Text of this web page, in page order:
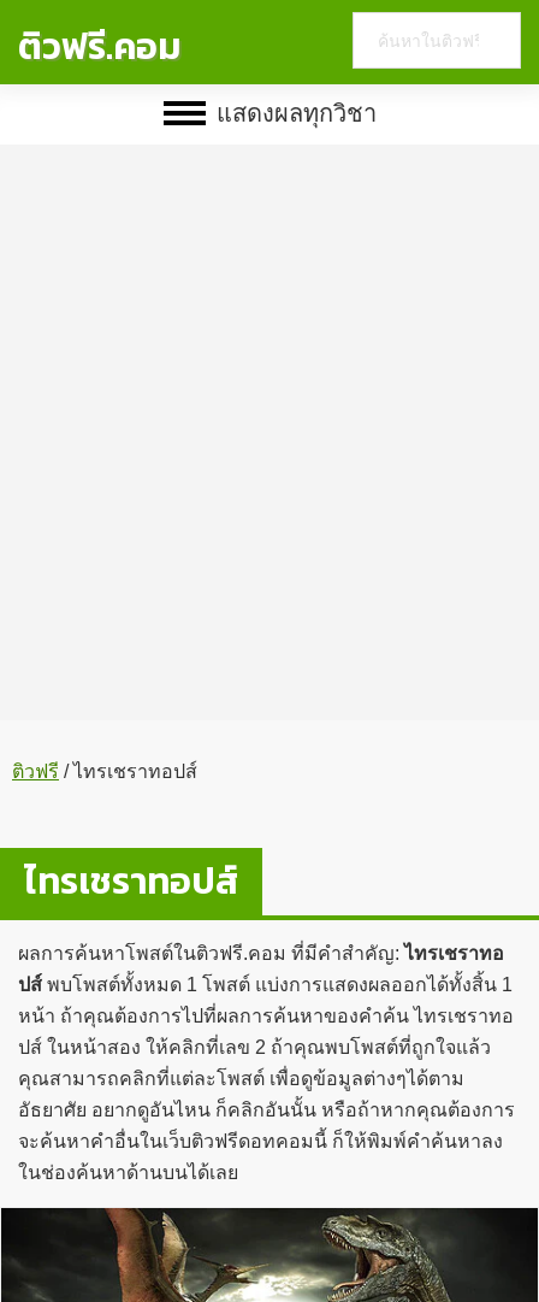
ติวฟรี.คอม
website
แสดงผลทุกวิชา
ติวฟรี /ไทรเชราทอปส์
ไทรเชราทอปส์
ผลการค้นหาโพสต์ในติวฟรี.คอม ที่มีคำสำคัญ:ไทรเชราทอ
ปส์ พบโพสต์ทั้งหมด 1 โพสต์ แบ่งการแสดงผลออกได้ทั้งสิ้น 1
หน้า ถ้าคุณต้องการไปที่ผลการค้นหาของคำค้น ไทรเชราทอ
ปส์ ในหน้าสอง ให้คลิกที่เลข 2 ถ้าคุณพบโพสต์ที่ถูกใจแล้ว
คุณสามารถคลิกที่แต่ละโพสต์ เพื่อดูข้อมูลต่างๆได้ตาม
อัธยาศัย อยากดูอันไหน ก็คลิกอันนั้น หรือถ้าหากคุณต้องการ
จะค้นหาคำอื่นในเว็บติวฟรีดอทคอมนี้ ก็ให้พิมพ์คำค้นหาลง
ในช่องค้นหาด้านบนได้เลย